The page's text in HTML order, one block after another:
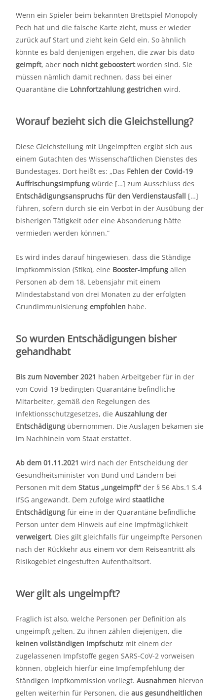
Wenn ein Spieler beim bekannten Brettspiel Monopoly
Pech hat und die falsche Karte zieht, muss er wieder
zurück auf Start und zieht kein Geld ein. So ähnlich
könnte es bald denjenigen ergehen, die zwar bis dato
geimpft, aber noch nicht geboostertworden sind. Sie
müssen nämlich damit rechnen, dass bei einer
Quarantäne die Lohnfortzahlung gestrichen wird.
Worauf bezieht sich die Gleichstellung?
Diese Gleichstellung mit Ungeimpften ergibt sich aus
einem Gutachten des Wissenschaftlichen Dienstes des
Bundestages. Dort heißt es: „Das Fehlen der Covid-19
Auffrischungsimpfung würde […] zum Ausschluss des
Entschädigungsanspruchs für den Verdienstausfall […]
führen, sofern durch sie ein Verbot in der Ausübung der
bisherigen Tätigkeit oder eine Absonderung hätte
vermieden werden können.“
Es wird indes darauf hingewiesen, dass die Ständige
Impfkommission (Stiko), eine Booster-Impfung allen
Personen ab dem 18. Lebensjahr mit einem
Mindestabstand von drei Monaten zu der erfolgten
Grundimmunisierung empfohlen habe.
So wurden Entschädigungen bisher
gehandhabt
Bis zum November 2021 haben Arbeitgeber für in der
von Covid-19 bedingten Quarantäne befindliche
Mitarbeiter, gemäß den Regelungen des
Infektionsschutzgesetzes, die Auszahlung der
Entschädigung übernommen. Die Auslagen bekamen sie
im Nachhinein vom Staat erstattet.
Ab dem 01.11.2021 wird nach der Entscheidung der
Gesundheitsminister von Bund und Ländern bei
Personen mit dem Status „ungeimpft“der § 56 Abs.1 S.4
IfSG angewandt. Dem zufolge wird staatliche
Entschädigung für eine in der Quarantäne befindliche
Person unter dem Hinweis auf eine Impfmöglichkeit
verweigert. Dies gilt gleichfalls für ungeimpfte Personen
nach der Rückkehr aus einem vor dem Reiseantritt als
Risikogebiet eingestuften Aufenthaltsort.
Wer gilt als ungeimpft?
Fraglich ist also, welche Personen per Definition als
ungeimpft gelten. Zu ihnen zählen diejenigen, die
keinen vollständigen Impfschutz mit einem der
zugelassenen Impfstoffe gegen SARS-CoV-2 vorweisen
können, obgleich hierfür eine Impfempfehlung der
Ständigen Impfkommission vorliegt. Ausnahmen hiervon
gelten weiterhin für Personen, die aus gesundheitlichen